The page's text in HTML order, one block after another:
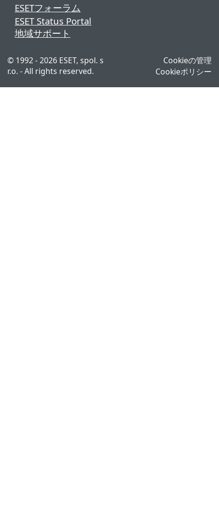
ESETフォーラム
ESET Status Portal
地域サポート
© 1992 - 2026 ESET, spol. s
r.o. - All rights reserved.
Cookieの管理
Cookieポリシー